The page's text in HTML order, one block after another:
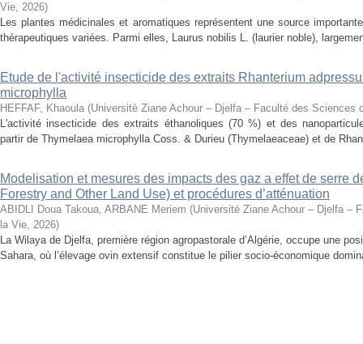
Vie, 2026)
Les plantes médicinales et aromatiques représentent une source
thérapeutiques variées. Parmi elles, Laurus nobilis L. (laurier noble),
Etude de l'activité insecticide des extraits Rhanterium
microphylla
HEFFAF, Khaoula (Université Ziane Achour – Djelfa – Faculté des Sciences
L'activité insecticide des extraits éthanoliques (70 %) et des
partir de Thymelaea microphylla Coss. & Durieu (Thymelaeaceae) et de
Modelisation et mesures des impacts des gaz a effet de serre
Forestry and Other Land Use) et procédures d’atténuation
ABIDLI Doua Takoua, ARBANE Meriem (Université Ziane Achour – Djelfa –
la Vie, 2026)
La Wilaya de Djelfa, première région agropastorale d’Algérie, occupe une
Sahara, où l’élevage ovin extensif constitue le pilier socio-économique